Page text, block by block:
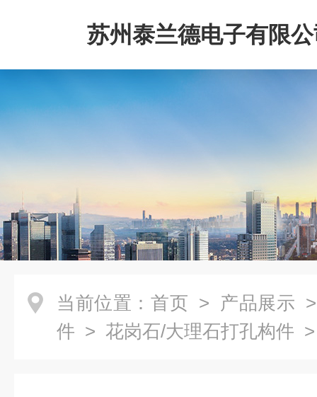
苏州泰兰德电子有限
当前位置： 首页 > 产品展示
件 > 花岗石/大理石打孔构件